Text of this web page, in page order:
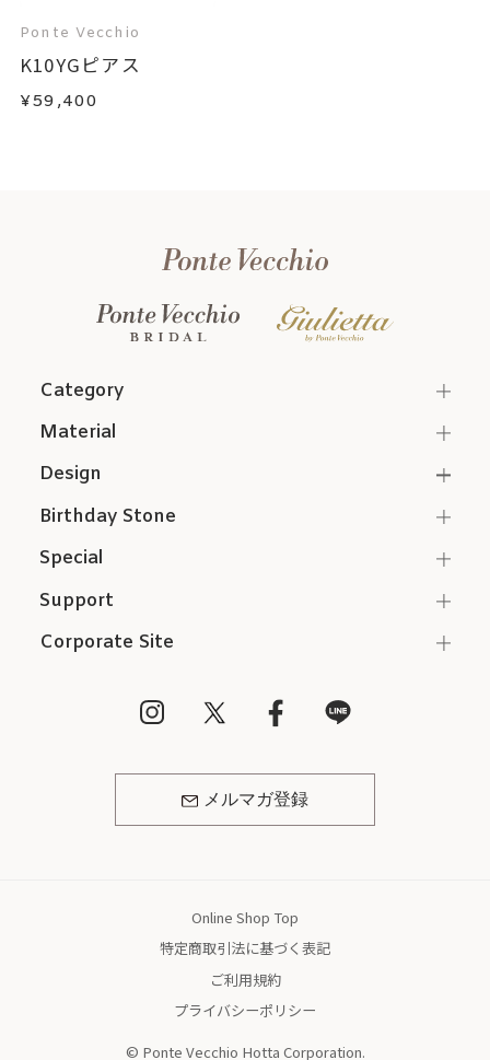
Ponte Vecchio
K10YGピアス
¥59,400
Category
Support
Corporate Site
メルマガ登録
Material
Design
Birthday Stone
Special
Online Shop Top
特定商取引法に基づく表記
ご利用規約
プライバシーポリシー
© Ponte Vecchio Hotta Corporation.